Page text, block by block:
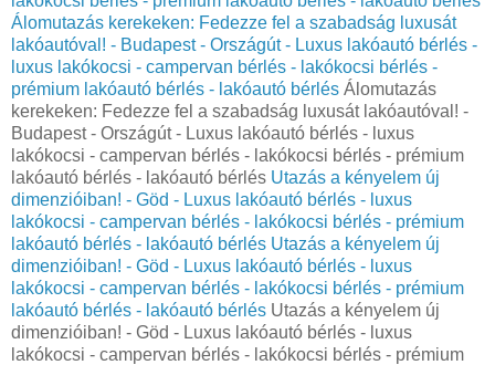
Álomutazás kerekeken: Fedezze fel a szabadság luxusát
lakóautóval! - Budapest - Országút - Luxus lakóautó bérlés -
luxus lakókocsi - campervan bérlés - lakókocsi bérlés -
prémium lakóautó bérlés - lakóautó bérlés Álomutazás
kerekeken: Fedezze fel a szabadság luxusát lakóautóval! -
Budapest - Országút - Luxus lakóautó bérlés - luxus
lakókocsi - campervan bérlés - lakókocsi bérlés - prémium
lakóautó bérlés - lakóautó bérlés Utazás a kényelem új
dimenzióiban! - Göd - Luxus lakóautó bérlés - luxus
lakókocsi - campervan bérlés - lakókocsi bérlés - prémium
lakóautó bérlés - lakóautó bérlés Utazás a kényelem új
dimenzióiban! - Göd - Luxus lakóautó bérlés - luxus
lakókocsi - campervan bérlés - lakókocsi bérlés - prémium
lakóautó bérlés - lakóautó bérlés Utazás a kényelem új
dimenzióiban! - Göd - Luxus lakóautó bérlés - luxus
lakókocsi - campervan bérlés - lakókocsi bérlés - prémium